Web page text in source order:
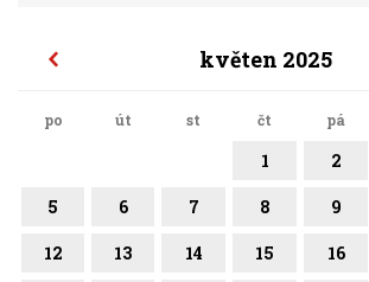
květen 2025
po út st čt pá
1 2
5 6 7 8 9
12 13 14 15 16